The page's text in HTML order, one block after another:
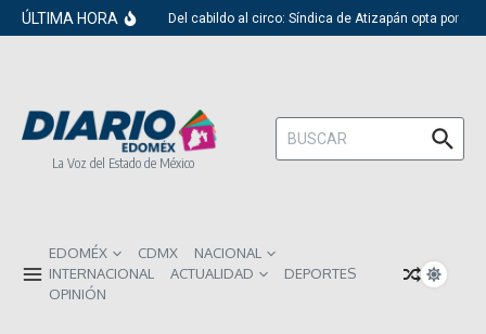
Saltar al contenido
ÚLTIMA HORA Del cabildo al circo: Síndica de Atizapán opta por el
La Voz del Estado de México
Buscar:
EDOMÉX CDMX
NACIONAL
INTERNACIONAL
ACTUALIDAD
DEPORTES
OPINIÓN